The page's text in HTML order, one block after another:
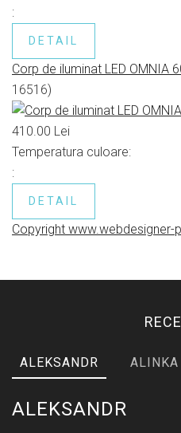
:
DETAIL
Corp de iluminat LED OMNIA
16516)
410.00 Lei
Temperatura culoare:
:
DETAIL
Copyright www.webdesigner-
ALEKSANDR ALINKA
ALEKSANDR